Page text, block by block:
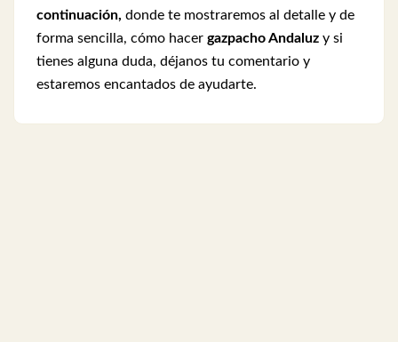
continuación, donde te mostraremos al detalle y de
forma sencilla, cómo hacer gazpacho Andaluz y si
tienes alguna duda, déjanos tu comentario y
estaremos encantados de ayudarte.